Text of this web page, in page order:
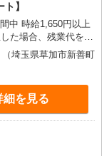
】
埼玉県草加市新善町
細を見る